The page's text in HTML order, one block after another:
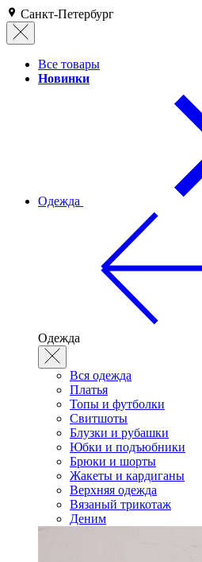
Санкт-Петербург
Все товары
Новинки
Одежда
Одежда
Вся одежда
Платья
Топы и футболки
Свитшоты
Блузки и рубашки
Юбки и подъюбники
Брюки и шорты
Жакеты и кардиганы
Верхняя одежда
Вязаный трикотаж
Деним